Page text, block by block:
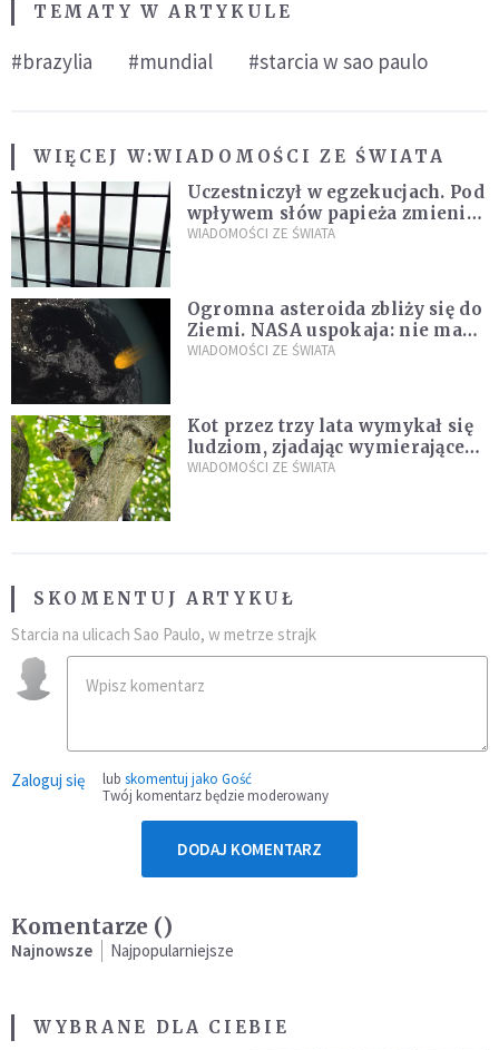
TEMATY W ARTYKULE
#brazylia #mundial #starcia w sao paulo
WIĘCEJ W:WIADOMOŚCI ZE ŚWIATA
Uczestniczył w egzekucjach. Pod
wpływem słów papieża zmienił
zdanie
WIADOMOŚCI ZE ŚWIATA
Ogromna asteroida zbliży się do
Ziemi. NASA uspokaja: nie ma
zagrożenia
WIADOMOŚCI ZE ŚWIATA
Kot przez trzy lata wymykał się
ludziom, zjadając wymierające
kaczki. W końcu popełnił
WIADOMOŚCI ZE ŚWIATA
SKOMENTUJ ARTYKUŁ
Starcia na ulicach Sao Paulo, w metrze strajk
Zaloguj się lub skomentuj jako Gość
Twój komentarz będzie moderowany
DODAJ KOMENTARZ
Komentarze ()
Najnowsze Najpopularniejsze
WYBRANE DLA CIEBIE